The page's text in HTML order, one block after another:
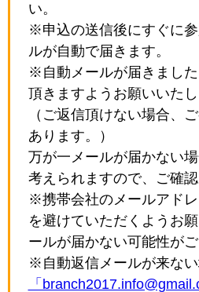
い。
※申込の送信後にすぐに
ルが自動で届きます。
※自動メールが届きまし
頂きますようお願いいたし
（ご返信頂けない場合、
あります。）
万が一メールが届かない
考えられますので、ご確認
※携帯会社のメールアド
を避けていただくようお
ールが届かない可能性がご
※自動返信メールが来な
「